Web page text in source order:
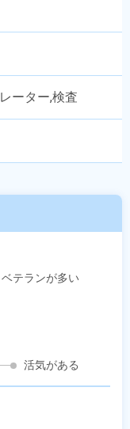
ーター,検査
ベテランが多い
活気がある